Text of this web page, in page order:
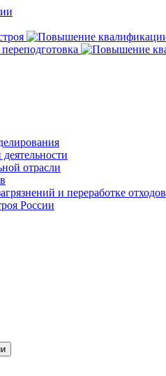
отрасли
и переработке отходов
России